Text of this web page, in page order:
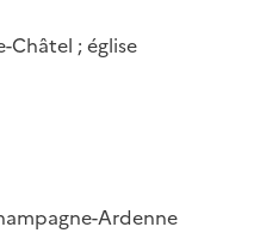
Châtel ; église
Ardenne